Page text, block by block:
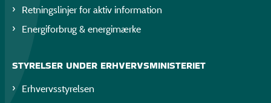
Retningslinjer for aktiv information
Energiforbrug & energimærke
STYRELSER UNDER ERHVERVSMINISTERIET
Erhvervsstyrelsen